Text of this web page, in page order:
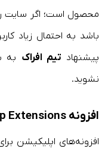
محصول است؛ اگر سایت
باشد به احتمال زیاد
پیشنهاد تیم افراک به
نشوید.
افزونه‌ Extensions
افزونه‌های اپلیکیشن